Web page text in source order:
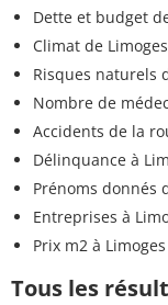
Dette et budget
Climat de Limoges
Risques naturels
Nombre de
Accidents de la
Délinquance à
Prénoms donnés
Entreprises à
Prix m2 à Limoges
Tous les